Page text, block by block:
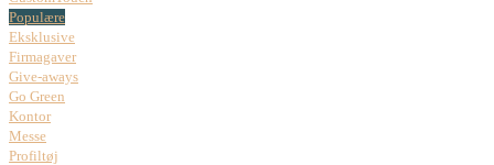
Populære
Eksklusive
Firmagaver
Give-aways
Go Green
Kontor
Messe
Profiltøj